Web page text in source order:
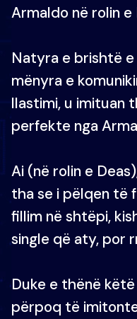
Armaldo në rolin e
Natyra e brishtë e
mënyra e
llastimi, u imituan
perfekte nga
Ai (në rolin e
tha se i pëlqen të
fillim në shtëpi,
single që aty, por
Duke e thënë
përpoq të